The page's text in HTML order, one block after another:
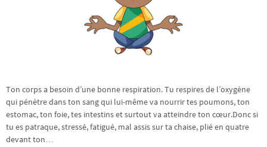
Ton corps a besoin d’une bonne respiration. Tu respires de l’oxygène
qui pénètre dans ton sang qui lui-même va nourrir tes poumons, ton
estomac, ton foie, tes intestins et surtout va atteindre ton cœur.Donc si
tu es patraque, stressé, fatigué, mal assis sur ta chaise, plié en quatre
devant ton…